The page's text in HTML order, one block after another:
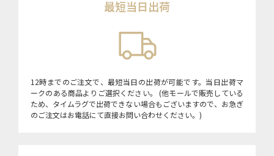
最短当日出荷
12時までのご注文で、最短当日の出荷が可能です。当日出荷マ
ークのある商品よりご選択ください。 (他モールで販売している
ため、タイムラグで出荷できない場合もございますので、お急ぎ
のご注文はお電話にて直接お問い合わせください。)